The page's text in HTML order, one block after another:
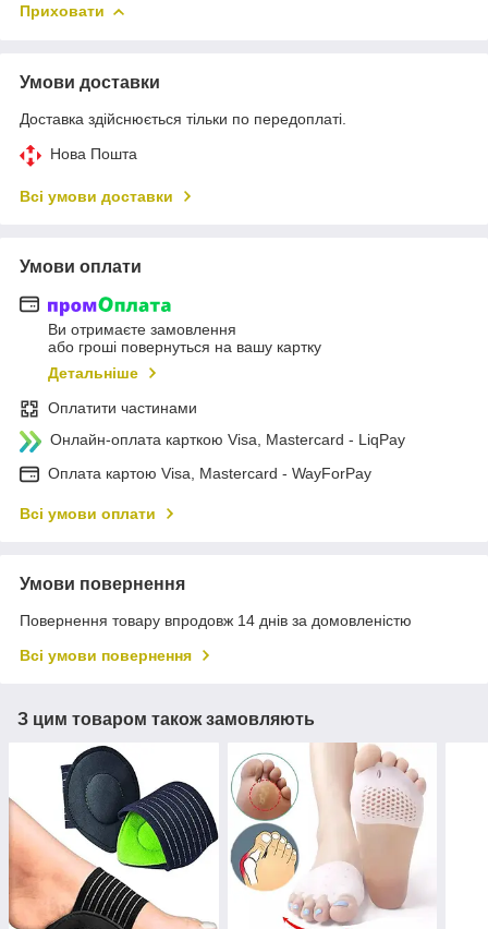
Приховати
Умови доставки
Доставка здійснюється тільки по передоплаті.
Нова Пошта
Всі умови доставки
Умови оплати
Ви отримаєте замовлення
або гроші повернуться на вашу картку
Детальніше
Оплатити частинами
Онлайн-оплата карткою Visa, Mastercard - LiqPay
Оплата картою Visa, Mastercard - WayForPay
Всі умови оплати
Умови повернення
Повернення товару впродовж 14 днів за домовленістю
Всі умови повернення
З цим товаром також замовляють